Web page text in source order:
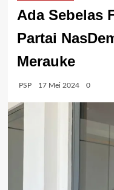
Ada Sebelas
Partai
Merauke
PSP 17 Mei 2024 0